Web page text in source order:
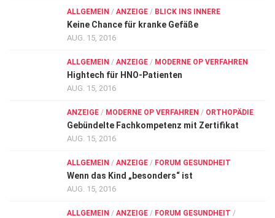
ALLGEMEIN / ANZEIGE / BLICK INS INNERE
Keine Chance für kranke Gefäße
AUG. 15, 2016
ALLGEMEIN / ANZEIGE / MODERNE OP VERFAHREN
Hightech für HNO-Patienten
AUG. 15, 2016
ANZEIGE / MODERNE OP VERFAHREN / ORTHOPÄDIE
Gebündelte Fachkompetenz mit Zertifikat
AUG. 15, 2016
ALLGEMEIN / ANZEIGE / FORUM GESUNDHEIT
Wenn das Kind „besonders“ ist
AUG. 15, 2016
ALLGEMEIN / ANZEIGE / FORUM GESUNDHEIT /